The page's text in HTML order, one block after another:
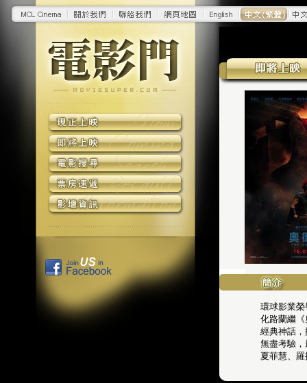
環球影業
化路蘭繼
經典神話
無盡考驗
夏菲慧、